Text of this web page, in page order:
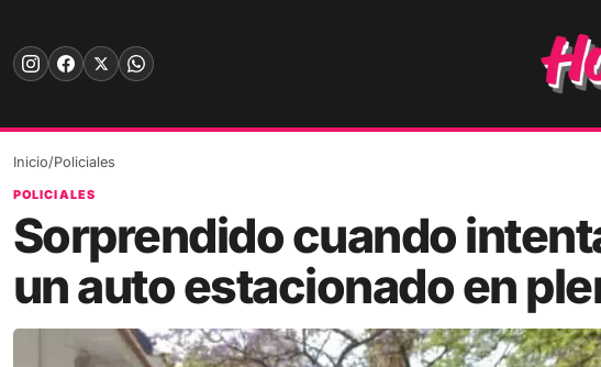
content
Inicio/Policiales
POLICIALES
Sorprendido cuando
un auto estacionado en